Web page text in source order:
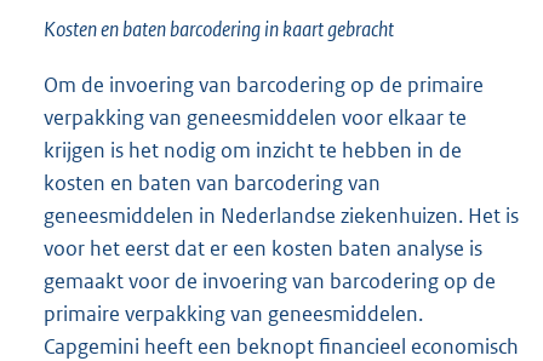
Kosten en baten barcodering in kaart gebracht
Om de invoering van barcodering op de primaire
verpakking van geneesmiddelen voor elkaar te
krijgen is het nodig om inzicht te hebben in de
kosten en baten van barcodering van
geneesmiddelen in Nederlandse ziekenhuizen. Het is
voor het eerst dat er een kosten baten analyse is
gemaakt voor de invoering van barcodering op de
primaire verpakking van geneesmiddelen.
Capgemini heeft een beknopt financieel economisch